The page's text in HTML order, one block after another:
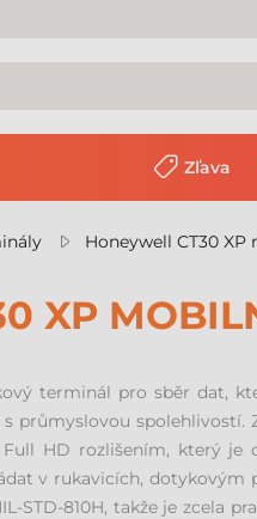
Zľava
Honeywell CT30
XP
terminál pro sběr dat,
průmyslovou
HD rozlišením, který je
v rukavicích,
STD-810H, takže je zcela